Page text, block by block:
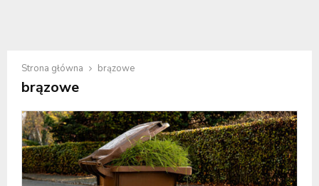
Strona główna brązowe
brązowe